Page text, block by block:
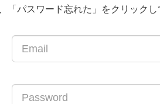
「パスワード忘れた」をクリックし